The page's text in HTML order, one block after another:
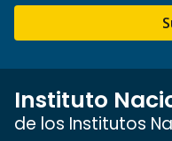
Instituto
de los Institutos